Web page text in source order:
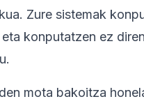
Zure sistemak
konputatzen ez
mota bakoitza